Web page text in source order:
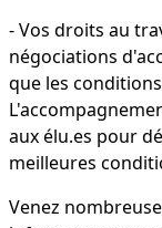
- Vos droits au
négociations
que les
aux élu.es pour
meilleures
Venez